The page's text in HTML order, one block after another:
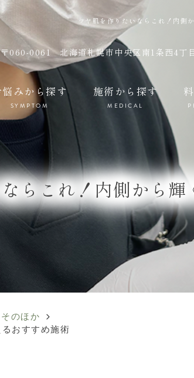
ツヤ肌を作りたいならこれ！内
〒060-0061 北海道札幌市中央区南1条西4
悩みから探す
SYMPTOM
施術から探す
MEDICAL
らこれ！内側から
そのほか
おすすめ施術